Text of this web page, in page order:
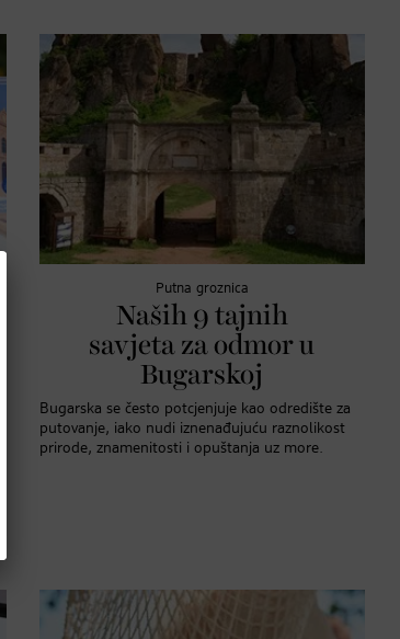
Putna groznica
Naših 9 tajnih
savjeta za odmor u
Bugarskoj
Bugarska se često potcjenjuje kao odredište za
putovanje, iako nudi iznenađujuću raznolikost
prirode, znamenitosti i opuštanja uz more.